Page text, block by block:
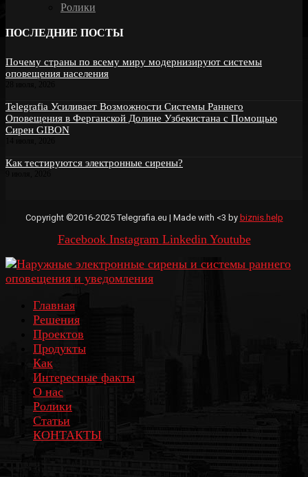
Ролики
ПОСЛЕДНИЕ ПОСТЫ
Почему страны по всему миру модернизируют системы
оповещения населения
Telegrafia Усиливает Возможности Системы Раннего
Оповещения в Ферганской Долине Узбекистана с Помощью
Сирен GIBON
Как тестируются электронные сирены?
Copyright ©2016-2025 Telegrafia.eu | Made with <3 by biznis.help
Facebook Instagram Linkedin Youtube
Главная
Решения
Проектов
Продукты
Как
Интересные факты
О нас
Ролики
Статьи
КОНТАКТЫ